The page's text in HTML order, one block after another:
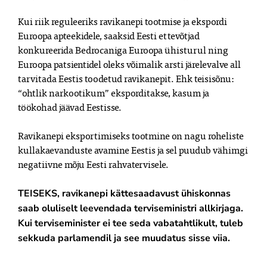
Kui riik reguleeriks ravikanepi tootmise ja ekspordi
Euroopa apteekidele, saaksid Eesti ettevõtjad
konkureerida Bedrocaniga Euroopa ühisturul ning
Euroopa patsientidel oleks võimalik arsti järelevalve all
tarvitada Eestis toodetud ravikanepit. Ehk teisisõnu:
“ohtlik narkootikum” eksporditakse, kasum ja
töökohad jäävad Eestisse.
Ravikanepi eksportimiseks tootmine on nagu roheliste
kullakaevanduste avamine Eestis ja sel puudub vähimgi
negatiivne mõju Eesti rahvatervisele.
TEISEKS, ravikanepi kättesaadavust ühiskonnas
saab oluliselt leevendada terviseministri allkirjaga.
Kui terviseminister ei tee seda vabatahtlikult, tuleb
sekkuda parlamendil ja see muudatus sisse viia.